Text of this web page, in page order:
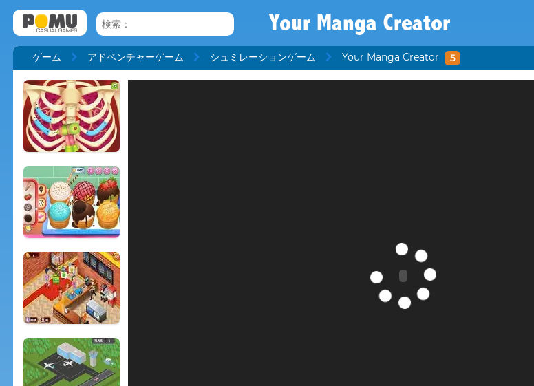
Your Manga Creator
ゲーム アドベンチャーゲーム シュミレーションゲーム Your Manga Creator 5